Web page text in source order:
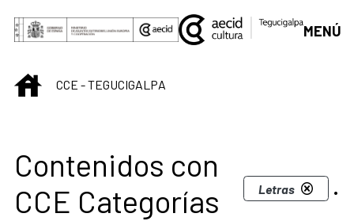
Saltar al contenido principal
MENÚ
INICIOCCE - TEGUCIGALPA
Centro Cultural de
Contenidos con
CCE Categorías
Letras .